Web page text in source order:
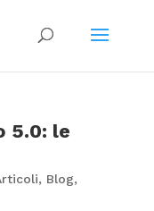
5.0: le
, Blog,